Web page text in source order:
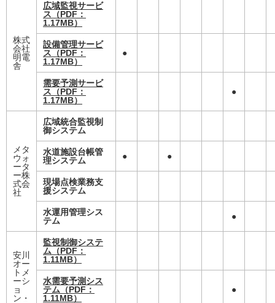
株式
会社
明電
舎
広域監視サービ
ス （PDF：
1.17MB）
設備管理サービ
ス （PDF：
1.17MB）
●
需要予測サービ
ス （PDF：
1.17MB）
●
メタ
ウォ
ータ
ー株
式会
社
広域統合監視制
御システム
水道施設台帳管
理システム
● ●
現場点検業務支
援システム
水運用管理シス
テム
●
安川
オー
トメ
ーシ
ョ
ン・
監視制御システ
ム （PDF：
1.11MB）
水需要予測シス
テム （PDF：
1.11MB）
●